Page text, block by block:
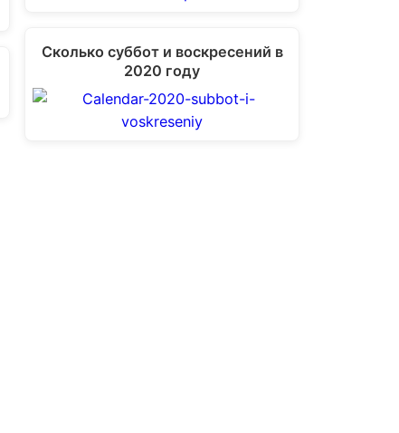
Сколько суббот и воскресений в
2020 году